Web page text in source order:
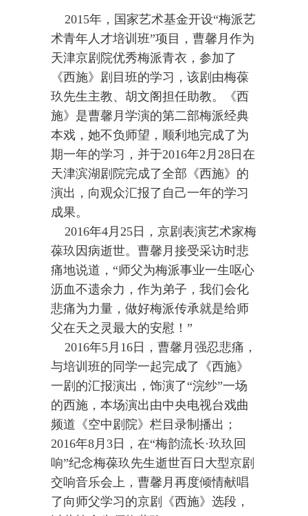
2015年，国家艺术基金开设“梅派艺
术青年人才培训班”项目，曹馨月作为
天津京剧院优秀梅派青衣，参加了
《西施》剧目班的学习，该剧由梅葆
玖先生主教、胡文阁担任助教。《西
施》是曹馨月学演的第二部梅派经典
本戏，她不负师望，顺利地完成了为
期一年的学习，并于2016年2月28日在
天津滨湖剧院完成了全部《西施》的
演出，向观众汇报了自己一年的学习
成果。
2016年4月25日，京剧表演艺术家梅
葆玖因病逝世。曹馨月接受采访时悲
痛地说道，“师父为梅派事业一生呕心
沥血不遗余力，作为弟子，我们会化
悲痛为力量，做好梅派传承就是给师
父在天之灵最大的安慰！”
2016年5月16日，曹馨月强忍悲痛，
与培训班的同学一起完成了《西施》
一剧的汇报演出，饰演了“浣纱”一场
的西施，本场演出由中央电视台戏曲
频道《空中剧院》栏目录制播出；
2016年8月3日，在“梅韵流长·玖玖回
响”纪念梅葆玖先生逝世百日大型京剧
交响音乐会上，曹馨月再度倾情献唱
了向师父学习的京剧《西施》选段，